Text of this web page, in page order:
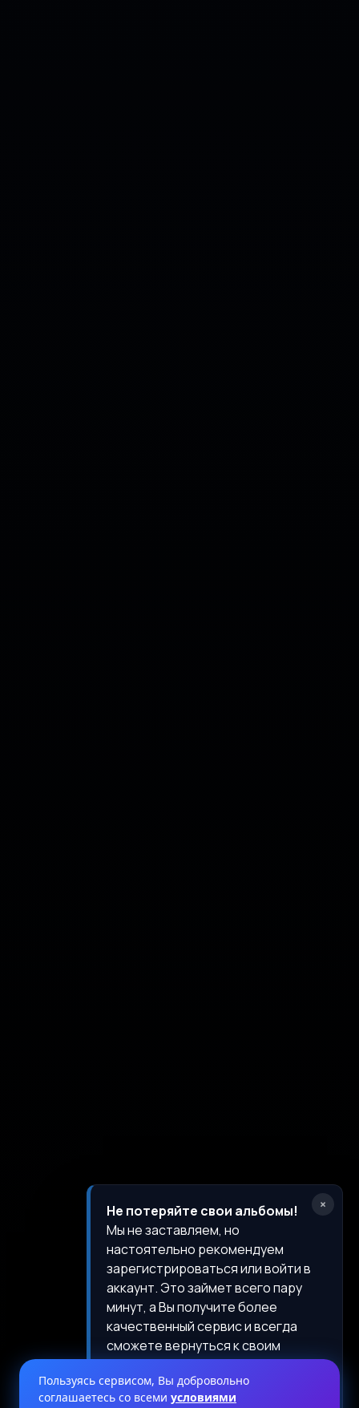
Пользуясь сервисом, Вы добровольно
соглашаетесь со всеми условиями
×
Не потеряйте свои альбомы!
Мы не заставляем, но
настоятельно рекомендуем
зарегистрироватьсяиливойтив
аккаунт. Это займет всего пару
минут, а Вы получите более
качественный сервис и всегда
сможете вернуться к своим
альбомам.
Войдитеилизарегистрируйтесь
чтобы сохранять Ваши альбомы.